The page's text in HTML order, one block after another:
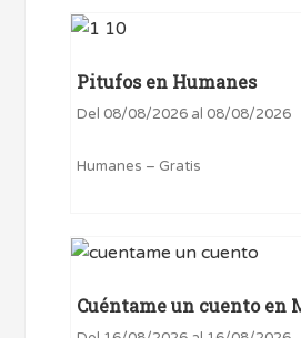
Pitufos en Humanes
Del 08/08/2026 al 08/08/2026
Humanes – Gratis
Cuéntame un cuento en